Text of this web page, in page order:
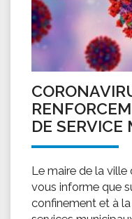
DE
Le maire de la
vous informe que
confinement et à